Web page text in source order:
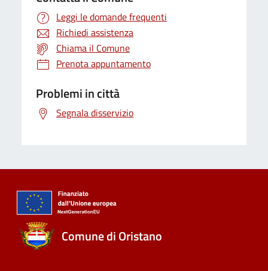
Leggi le domande frequenti
Richiedi assistenza
Chiama il Comune
Prenota appuntamento
Problemi in città
Segnala disservizio
Comune di Oristano